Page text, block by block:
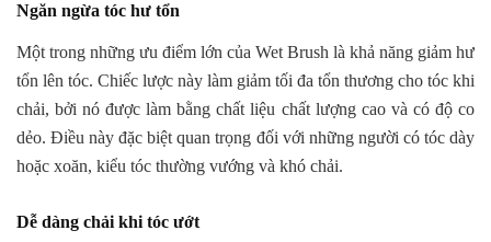
Ngăn ngừa tóc hư tổn
Một trong những ưu điểm lớn của Wet Brush là khả năng giảm hư
tổn lên tóc. Chiếc lược này làm giảm tối đa tổn thương cho tóc khi
chải, bởi nó được làm bằng chất liệu chất lượng cao và có độ co
dẻo. Điều này đặc biệt quan trọng đối với những người có tóc dày
hoặc xoăn, kiểu tóc thường vướng và khó chải.
Dễ dàng chải khi tóc ướt